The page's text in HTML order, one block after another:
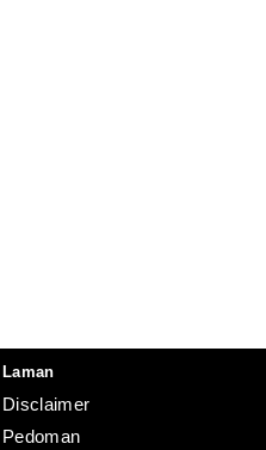
Laman
Disclaimer
Pedoman